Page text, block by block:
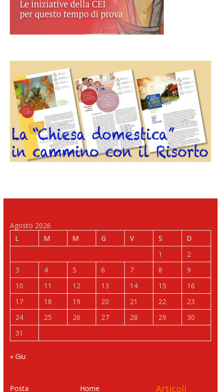
Agosto 2026
L
M M G V S
D
1
2
3
4 5 6 7 8
9
10
11 12 13 14 15
16
17
18 19 20 21 22
23
24
25 26 27 28 29
30
31
« Giu
Posta Home Articoli